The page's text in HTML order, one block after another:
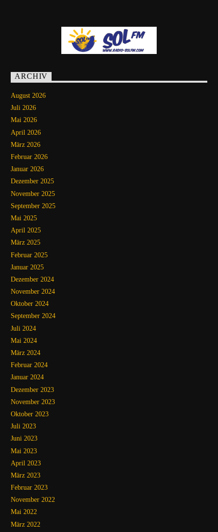
ARCHIV
August 2026
Juli 2026
Mai 2026
April 2026
März 2026
Februar 2026
Januar 2026
Dezember 2025
November 2025
September 2025
Mai 2025
April 2025
März 2025
Februar 2025
Januar 2025
Dezember 2024
November 2024
Oktober 2024
September 2024
Juli 2024
Mai 2024
März 2024
Februar 2024
Januar 2024
Dezember 2023
November 2023
Oktober 2023
Juli 2023
Juni 2023
Mai 2023
April 2023
März 2023
Februar 2023
November 2022
Mai 2022
März 2022